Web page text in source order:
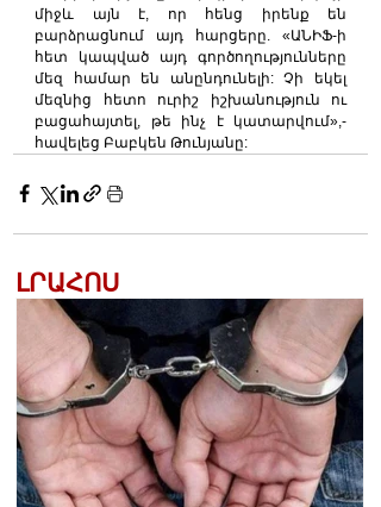
միջև այն է, որ հենց իրենք են
բարձրացնում այդ հարցերը. «ԱՆԻՖ-ի
հետ կապված այդ գործողությունները
մեզ համար են անընդունելի: Չի եկել
մեզնից հետո ուրիշ իշխանություն ու
բացահայտել, թե ինչ է կատարվում»,-
հավելեց Բաբկեն Թունյանը:
ԼՐԱՀՈՍ